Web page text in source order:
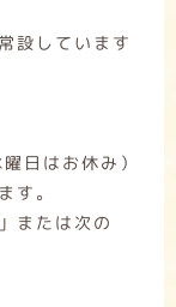
設しています
日はお休み）
。
または次の